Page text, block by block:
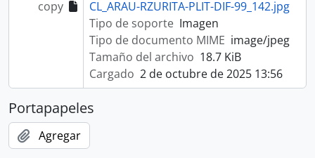
copy
CL_ARAU-RZURITA-PLIT-DIF-99_142.jpg
Tipo de soporte Imagen
Tipo de documento MIME image/jpeg
Tamaño del archivo 18.7 KiB
Cargado 2 de octubre de 2025 13:56
Portapapeles
Agregar